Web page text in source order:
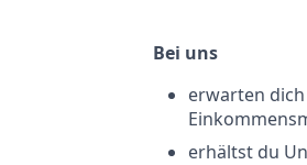
Bei uns
erwarten
erhältst du